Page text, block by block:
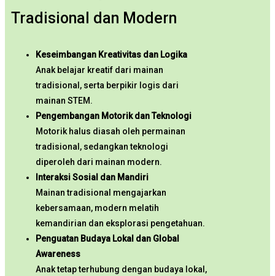
Tradisional dan Modern
Keseimbangan Kreativitas dan Logika
Anak belajar kreatif dari mainan
tradisional, serta berpikir logis dari
mainan STEM.
Pengembangan Motorik dan Teknologi
Motorik halus diasah oleh permainan
tradisional, sedangkan teknologi
diperoleh dari mainan modern.
Interaksi Sosial dan Mandiri
Mainan tradisional mengajarkan
kebersamaan, modern melatih
kemandirian dan eksplorasi pengetahuan.
Penguatan Budaya Lokal dan Global
Awareness
Anak tetap terhubung dengan budaya lokal,